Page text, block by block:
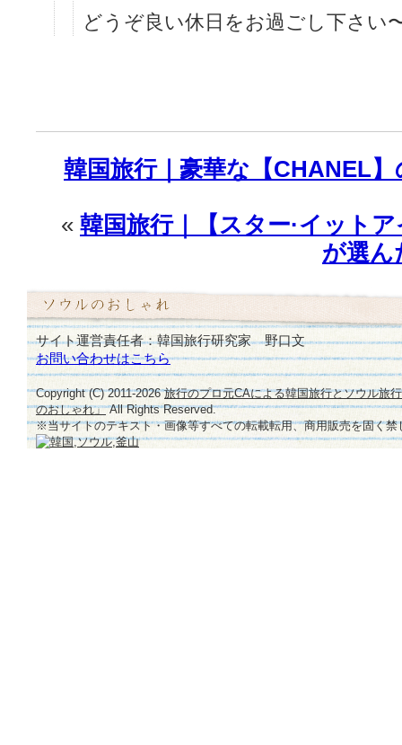
どうぞ良い休日をお過ごし下さい
韓国旅行｜豪華な【CHANEL
« 韓国旅行｜【スター·イット
が選ん
サイト運営責任者：韓国旅行研究家 野口文
お問い合わせはこちら
Copyright (C) 2011-2026旅行のプロ元CAによる韓国旅行とソウル旅
のおしゃれ」All Rights Reserved.
※当サイトのテキスト・画像等すべての転載転用、商用販売を固く禁